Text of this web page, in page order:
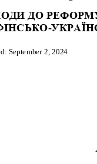
ДО
-
September 2 , 2024